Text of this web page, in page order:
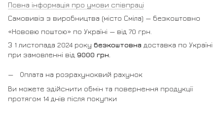
Повна інформація про умови співпраці
Самовивіз з виробництва (місто Сміла) — безкоштовно
«Нововю поштою» по Україні — від 70 грн.
З 1 листопада 2024 року безкоштовна доставка по Україні
при замовленні від 9000 грн.
Оплата на розрахуноквий рахунок
Ви можете здійснити обмін та повернення продукції
протягом 14 днів після покупки